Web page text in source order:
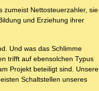
zumeist Nettosteuerzahler, sie
und Erziehung ihrer
Und was das Schlimme
trifft auf ebensolchen Typus
Projekt beteiligt sind. Unsere
Schaltstellen unseres